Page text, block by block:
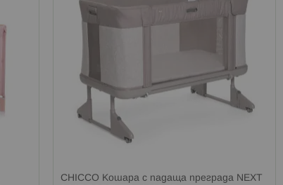
CHICCO Кошара с падаща преграда NEXT